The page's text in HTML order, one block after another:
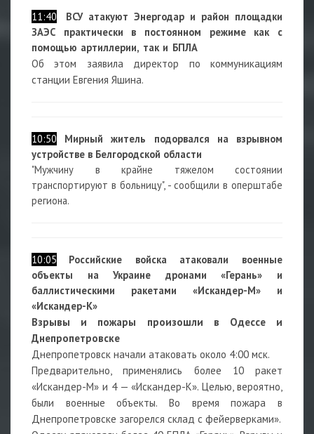
11:40
ВСУ атакуют Энергодар и район площадки
ЗАЭС практически в постоянном режиме как с
помощью артиллерии, так и БПЛА
Об этом заявила директор по коммуникациям
станции Евгения Яшина.
10:50
Мирный житель подорвался на взрывном
устройстве в Белгородской области
"Мужчину в крайне тяжелом состоянии
транспортируют в больницу", - сообщили в оперштабе
региона.
10:05
Российские войска атаковали военные
объекты на Украине дронами «Герань» и
баллистическими ракетами «Искандер-М» и
«Искандер-К»
Взрывы и пожары произошли в Одессе
и
Днепропетровске
Днепропетровск начали атаковать около 4:00 мск.
Предварительно, применялись более 10 ракет
«Искандер-М» и 4 — «Искандер-К». Целью, вероятно,
были военные объекты. Во время пожара в
Днепропетровске загорелся склад с фейерверками».